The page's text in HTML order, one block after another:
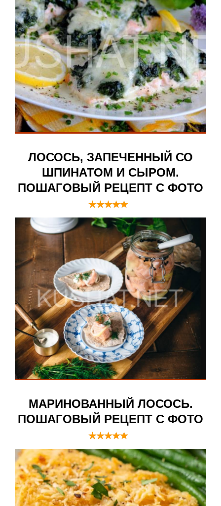
ЛОСОСЬ, ЗАПЕЧЕННЫЙ СО
ШПИНАТОМ И СЫРОМ.
ПОШАГОВЫЙ РЕЦЕПТ С ФОТО
МАРИНОВАННЫЙ ЛОСОСЬ.
ПОШАГОВЫЙ РЕЦЕПТ С ФОТО